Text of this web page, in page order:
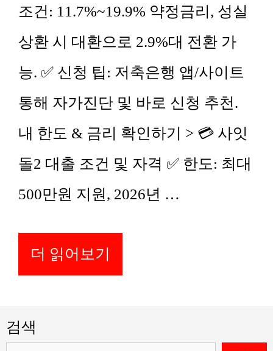
조건: 11.7%~19.9% 약정금리, 성실
상환 시 대환으로 2.9%대 전환 가
능. ✅ 신청 팁: 저축은행 앱/사이트
통해 자가진단 및 바로 신청 추천.
내 한도 & 금리 확인하기 > 💳 사잇
돌2 대출 조건 및 자격 ✅ 한도: 최대
500만원 지원, 2026년 …
더 읽어보기
검색